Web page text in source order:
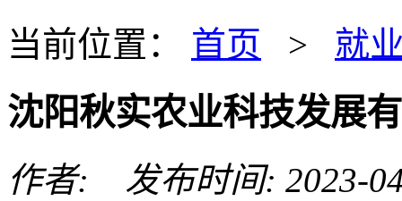
当前位置： 首页 > 就
沈阳秋实农业科技发展
作者: 发布时间: 2023-